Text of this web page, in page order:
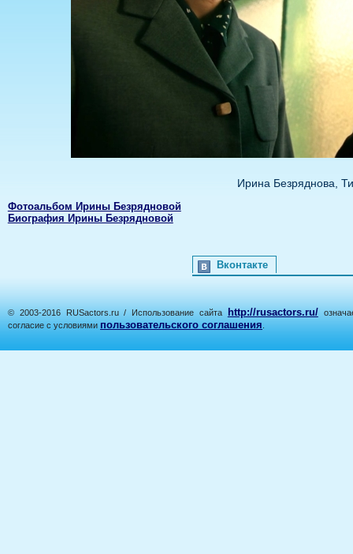
Ирина Безряднова,
Фотоальбом Ирины Безрядновой
Биография Ирины Безрядновой
Вконтакте
© 2003-2016 RUSactors.ru / Использование сайта http://rusactors.ru/
согласие с условиями пользовательского соглашения